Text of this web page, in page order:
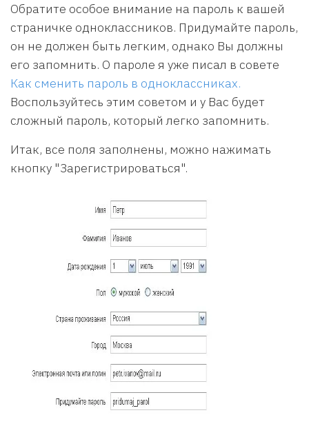
Обратите особое внимание на пароль к вашей
страничке одноклассников. Придумайте пароль,
он не должен быть легким, однако Вы должны
его запомнить. О пароле я уже писал в совете
Как сменить пароль в одноклассниках.
Воспользуйтесь этим советом и у Вас будет
сложный пароль, который легко запомнить.
Итак, все поля заполнены, можно нажимать
кнопку "Зарегистрироваться".